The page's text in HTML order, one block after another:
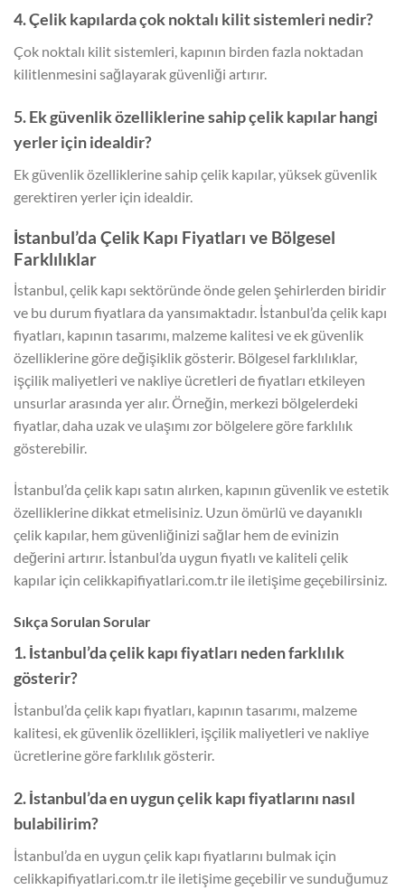
4. Çelik kapılarda çok noktalı kilit sistemleri nedir?
Çok noktalı kilit sistemleri, kapının birden fazla noktadan
kilitlenmesini sağlayarak güvenliği artırır.
5. Ek güvenlik özelliklerine sahip çelik kapılar hangi
yerler için idealdir?
Ek güvenlik özelliklerine sahip çelik kapılar, yüksek güvenlik
gerektiren yerler için idealdir.
İstanbul’da Çelik Kapı Fiyatları ve Bölgesel
Farklılıklar
İstanbul, çelik kapı sektöründe önde gelen şehirlerden biridir
ve bu durum fiyatlara da yansımaktadır. İstanbul’da çelik kapı
fiyatları, kapının tasarımı, malzeme kalitesi ve ek güvenlik
özelliklerine göre değişiklik gösterir. Bölgesel farklılıklar,
işçilik maliyetleri ve nakliye ücretleri de fiyatları etkileyen
unsurlar arasında yer alır. Örneğin, merkezi bölgelerdeki
fiyatlar, daha uzak ve ulaşımı zor bölgelere göre farklılık
gösterebilir.
İstanbul’da çelik kapı satın alırken, kapının güvenlik ve estetik
özelliklerine dikkat etmelisiniz. Uzun ömürlü ve dayanıklı
çelik kapılar, hem güvenliğinizi sağlar hem de evinizin
değerini artırır. İstanbul’da uygun fiyatlı ve kaliteli çelik
kapılar için celikkapifiyatlari.com.tr ile iletişime geçebilirsiniz.
Sıkça Sorulan Sorular
1. İstanbul’da çelik kapı fiyatları neden farklılık
gösterir?
İstanbul’da çelik kapı fiyatları, kapının tasarımı, malzeme
kalitesi, ek güvenlik özellikleri, işçilik maliyetleri ve nakliye
ücretlerine göre farklılık gösterir.
2. İstanbul’da en uygun çelik kapı fiyatlarını nasıl
bulabilirim?
İstanbul’da en uygun çelik kapı fiyatlarını bulmak için
celikkapifiyatlari.com.tr ile iletişime geçebilir ve sunduğumuz